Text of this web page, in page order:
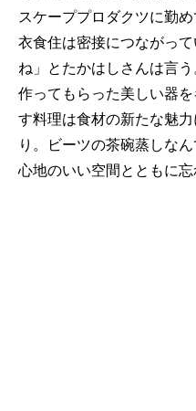
スケーププロダクツに勤
衣食住は密接につながっ
ね」とたかはしさんは言
作ってもらった美しい器
す料理は食材の新たな魅
り。ビーツの茶碗蒸しな
心地のいい空間とともに